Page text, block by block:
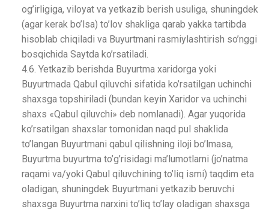
og’irligiga, viloyat va yetkazib berish usuliga, shuningdek
(agar kerak bo’lsa) to’lov shakliga qarab yakka tartibda
hisoblab chiqiladi va Buyurtmani rasmiylashtirish so’nggi
bosqichida Saytda ko’rsatiladi.
4.6. Yetkazib berishda Buyurtma xaridorga yoki
Buyurtmada Qabul qiluvchi sifatida ko’rsatilgan uchinchi
shaxsga topshiriladi (bundan keyin Xaridor va uchinchi
shaxs «Qabul qiluvchi» deb nomlanadi). Agar yuqorida
ko’rsatilgan shaxslar tomonidan naqd pul shaklida
to’langan Buyurtmani qabul qilishning iloji bo’lmasa,
Buyurtma buyurtma to’g’risidagi ma’lumotlarni (jo’natma
raqami va/yoki Qabul qiluvchining to’liq ismi) taqdim eta
oladigan, shuningdek Buyurtmani yetkazib beruvchi
shaxsga Buyurtma narxini to’liq to’lay oladigan shaxsga